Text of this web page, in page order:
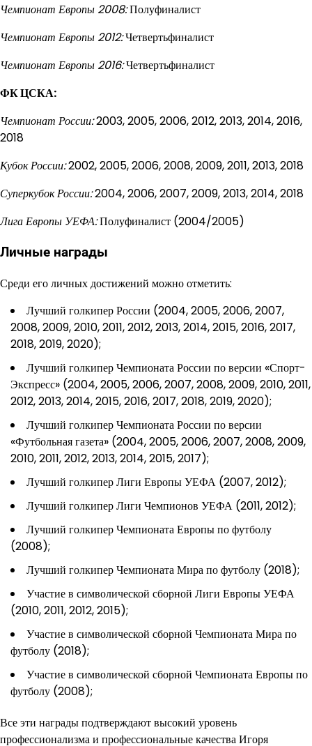
Чемпионат Европы 2008:Полуфиналист
Чемпионат Европы 2012:Четвертьфиналист
Чемпионат Европы 2016:Четвертьфиналист
ФК ЦСКА:
Чемпионат России:2003, 2005, 2006, 2012, 2013, 2014, 2016,
2018
Кубок России:2002, 2005, 2006, 2008, 2009, 2011, 2013, 2018
Суперкубок России:2004, 2006, 2007, 2009, 2013, 2014, 2018
Лига Европы УЕФА:Полуфиналист (2004/2005)
Личные награды
Среди его личных достижений можно отметить:
Лучший голкипер России (2004, 2005, 2006, 2007,
2008, 2009, 2010, 2011, 2012, 2013, 2014, 2015, 2016, 2017,
2018, 2019, 2020);
Лучший голкипер Чемпионата России по версии «Спорт-
Экспресс» (2004, 2005, 2006, 2007, 2008, 2009, 2010, 2011,
2012, 2013, 2014, 2015, 2016, 2017, 2018, 2019, 2020);
Лучший голкипер Чемпионата России по версии
«Футбольная газета» (2004, 2005, 2006, 2007, 2008, 2009,
2010, 2011, 2012, 2013, 2014, 2015, 2017);
Лучший голкипер Лиги Европы УЕФА (2007, 2012);
Лучший голкипер Лиги Чемпионов УЕФА (2011, 2012);
Лучший голкипер Чемпионата Европы по футболу
(2008);
Лучший голкипер Чемпионата Мира по футболу (2018);
Участие в символической сборной Лиги Европы УЕФА
(2010, 2011, 2012, 2015);
Участие в символической сборной Чемпионата Мира по
футболу (2018);
Участие в символической сборной Чемпионата Европы по
футболу (2008);
Все эти награды подтверждают высокий уровень
профессионализма и профессиональные качества Игоря